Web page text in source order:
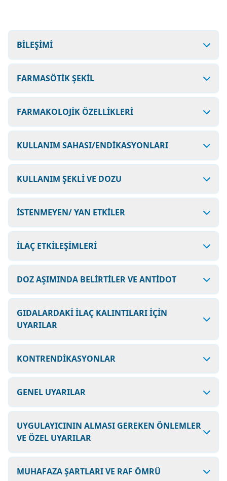
BİLEŞİMİ
FARMASÖTİK ŞEKİL
FARMAKOLOJİK ÖZELLİKLERİ
KULLANIM SAHASI/ENDİKASYONLARI
KULLANIM ŞEKLİ VE DOZU
İSTENMEYEN/ YAN ETKİLER
İLAÇ ETKİLEŞİMLERİ
DOZ AŞIMINDA BELİRTİLER VE ANTİDOT
GIDALARDAKİ İLAÇ KALINTILARI İÇİN
UYARILAR
KONTRENDİKASYONLAR
GENEL UYARILAR
UYGULAYICININ ALMASI GEREKEN ÖNLEMLER
VE ÖZEL UYARILAR
MUHAFAZA ŞARTLARI VE RAF ÖMRÜ